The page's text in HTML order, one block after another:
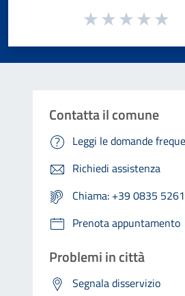
Valuta da 1 a 5 stelle la pagina
Contatta il comune
Leggi le domande
Richiedi assistenza
Chiama: +39 0835
Prenota appuntamento
Problemi in città
Segnala disservizio